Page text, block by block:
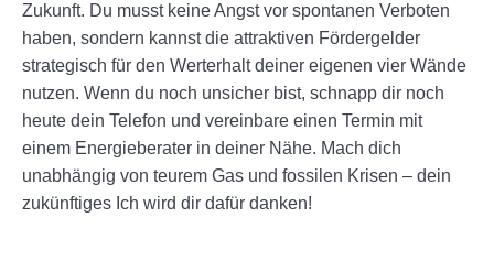
Zukunft. Du musst keine Angst vor spontanen Verboten
haben, sondern kannst die attraktiven Fördergelder
strategisch für den Werterhalt deiner eigenen vier Wände
nutzen. Wenn du noch unsicher bist, schnapp dir noch
heute dein Telefon und vereinbare einen Termin mit
einem Energieberater in deiner Nähe. Mach dich
unabhängig von teurem Gas und fossilen Krisen – dein
zukünftiges Ich wird dir dafür danken!